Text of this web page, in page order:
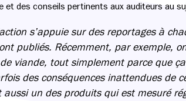
des conseils pertinents aux auditeurs au
s’appuie sur des reportages à
publiés. Récemment, par exemple,
viande, tout simplement parce que
des conséquences inattendues de
un des produits qui est mesuré